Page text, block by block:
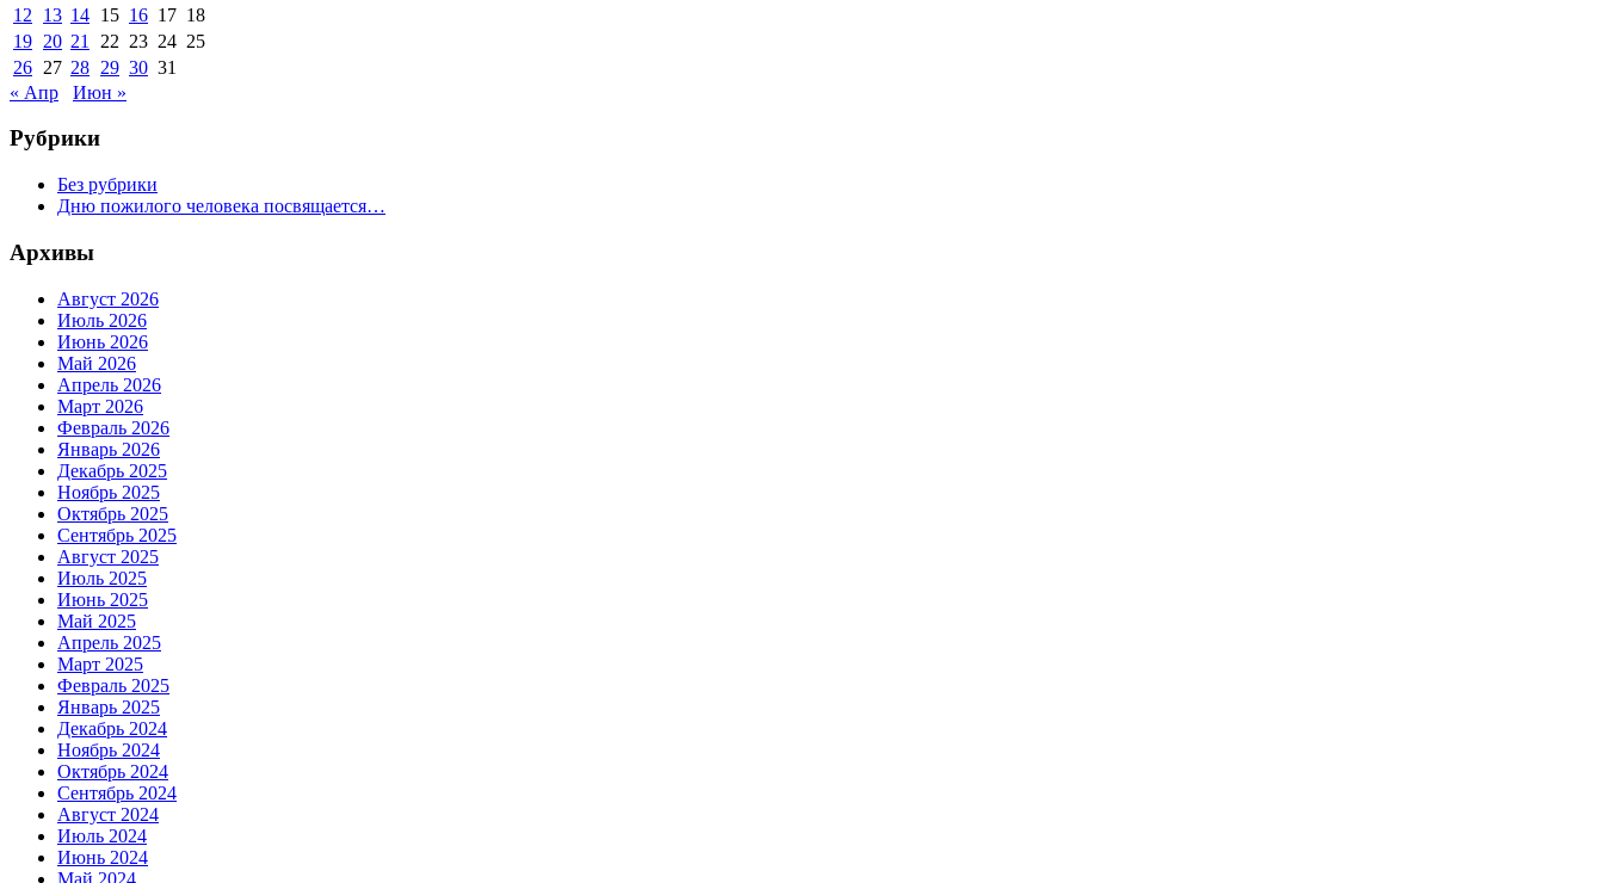
12
13 14 15 16 17 18
19 20 21 22 23 24 25
26 27 28 29 30 31
« Апр
Июн »
Рубрики
Без рубрики
Дню пожилого человека посвящается…
Архивы
Август 2026
Июль 2026
Июнь 2026
Май 2026
Апрель 2026
Март 2026
Февраль 2026
Январь 2026
Декабрь 2025
Ноябрь 2025
Октябрь 2025
Сентябрь 2025
Август 2025
Июль 2025
Июнь 2025
Май 2025
Апрель 2025
Март 2025
Февраль 2025
Январь 2025
Декабрь 2024
Ноябрь 2024
Октябрь 2024
Сентябрь 2024
Август 2024
Июль 2024
Июнь 2024
Май 2024